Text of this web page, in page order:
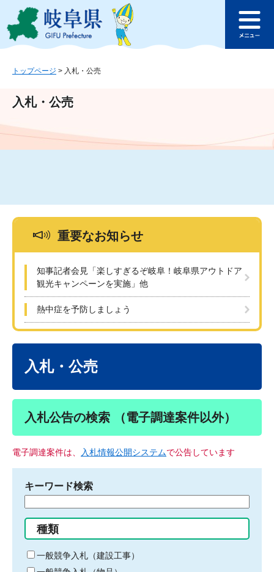
ジ
ュ
文
このページの本文へ
ュ
トップページ > 入札・公売
入札・公売
重要なお知らせ
知事記者会見「楽しすぎるぞ岐阜！岐阜県アウトドア
観光キャンペーンを実施」他
熱中症を予防しましょう
入札・公売
入札公告の検索 （電子調達案件以外）
電子調達案件は、 入札情報公開システムで公告しています
キーワード検索
る
キ
ー
種類
一般競争入札（建設工事）